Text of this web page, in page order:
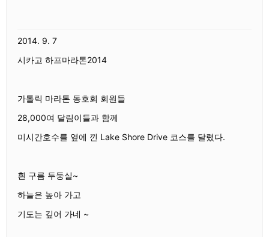
2014. 9. 7
시카고 하프마라톤2014
가톨릭 마라톤 동호회 회원들
28,000여 달림이들과 함께
미시간호수를 옆에 낀 Lake Shore Drive 코스를 달렸다.
흰 구름 두둥실~
하늘은 높아 가고
기도는 깊어 가네 ~